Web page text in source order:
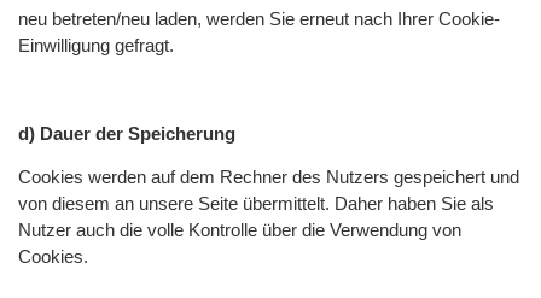
neu betreten/neu laden, werden Sie erneut nach Ihrer Cookie-
Einwilligung gefragt.
d) Dauer der Speicherung
Cookies werden auf dem Rechner des Nutzers gespeichert und
von diesem an unsere Seite übermittelt. Daher haben Sie als
Nutzer auch die volle Kontrolle über die Verwendung von
Cookies.